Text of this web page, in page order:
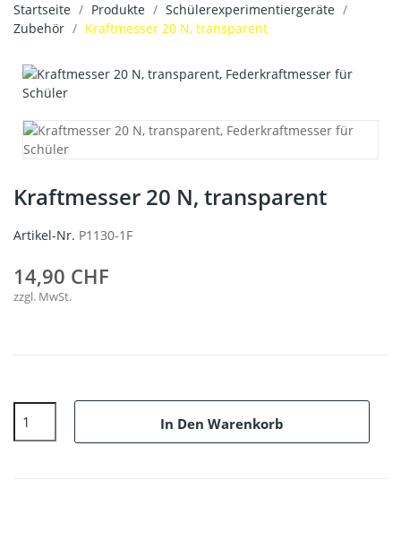
Startseite Produkte
Schülerexperimentiergeräte
Zubehör
Kraftmesser 20 N, transparent
Kraftmesser 20 N, transparent
Artikel-Nr. P1130-1F
14,90 CHF
zzgl. MwSt.
In Den Warenkorb